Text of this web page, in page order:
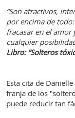
“Son atractivos,
por encima de
fracasar en el amor
cualquier
Libro: “Solteros
Esta cita de
franja de los
puede reducir tan